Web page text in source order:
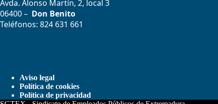
Avda. Alonso Martín, 2, local 3
06400 – Don Benito
Teléfonos: 824 631 661
Aviso legal
Política de cookies
Política de privacidad